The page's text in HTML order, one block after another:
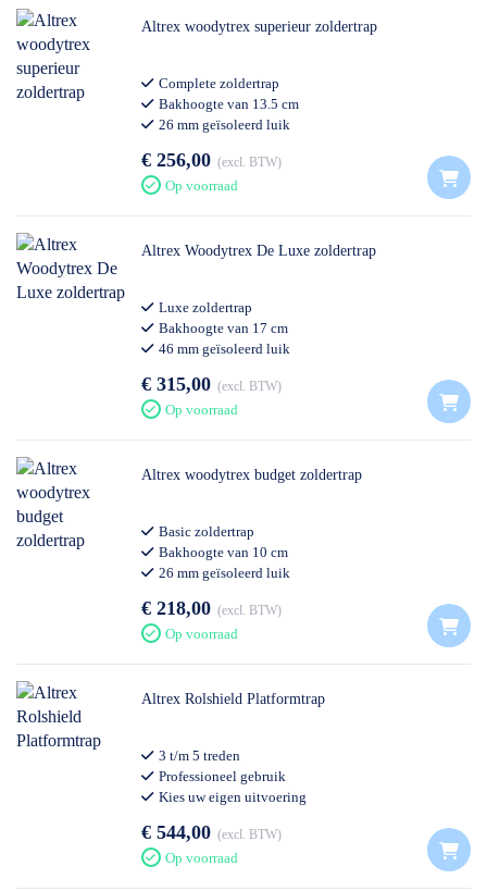
Altrex woodytrex superieur zoldertrap
Complete zoldertrap
Bakhoogte van 13.5 cm
26 mm geïsoleerd luik
€ 256,00 excl. BTW
Op voorraad
Altrex Woodytrex De Luxe zoldertrap
Luxe zoldertrap
Bakhoogte van 17 cm
46 mm geïsoleerd luik
€ 315,00 excl. BTW
Op voorraad
Altrex woodytrex budget zoldertrap
Basic zoldertrap
Bakhoogte van 10 cm
26 mm geïsoleerd luik
€ 218,00 excl. BTW
Op voorraad
Altrex Rolshield Platformtrap
3 t/m 5 treden
Professioneel gebruik
Kies uw eigen uitvoering
€ 544,00 excl. BTW
Op voorraad